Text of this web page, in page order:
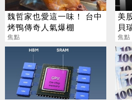
魏哲家也愛這一味！ 台中
烤鴨傳奇人氣爆棚
焦點
美
貝
有人
焦點